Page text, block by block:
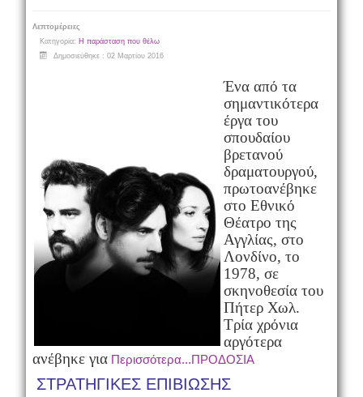
Λεπτομέρειες
Κατηγορία: Η παράσταση που θέλω
Δημοσιεύθηκε : 02 Μαρτίου 2016
Ένα από τα
σημαντικότερα
έργα του
σπουδαίου
βρετανού
δραματουργού,
πρωτοανέβηκε
στο Εθνικό
Θέατρο της
Αγγλίας, στο
Λονδίνο, το
1978, σε
σκηνοθεσία του
Πήτερ Χωλ.
Τρία χρόνια
αργότερα
ανέβηκε για Περισσότερα...ΠΡΟΔΟΣΙΑ
ΣΤΡΑΤΗΓΙΚΕΣ ΕΠΙΒΙΩΣΗΣ